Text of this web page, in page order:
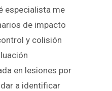
especialista me
de impacto
y colisión
en lesiones por
a identificar